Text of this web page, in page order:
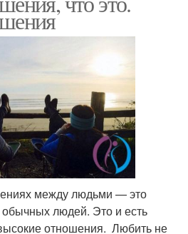
между людьми — это
людей. Это и есть
отношения. Любить не